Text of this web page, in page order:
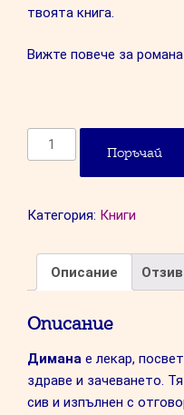
твоята книга.
Вижте повече за романа
количество
за
Изборът
роман
силата
и
пробуждането
на
женската
душа
Поръчай
Категория: Книги
Описание
Описание
Димана е лекар,
здраве и зачеването.
сив и изпълнен с